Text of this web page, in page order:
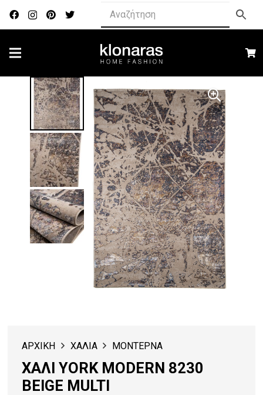
ΑΡΧΙΚΗ ΧΑΛΙΑ ΜΟΝΤΕΡΝΑ
ΧΑΛΙ YORK MODERN 8230
BEIGE MULTI